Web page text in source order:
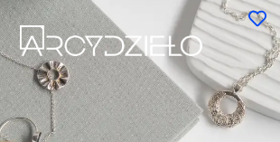
Przejdź
do
treści